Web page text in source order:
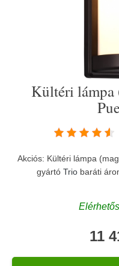
Kültéri lámpa
Akciós: Kültéri lámpa
gyártó Trio baráti
11